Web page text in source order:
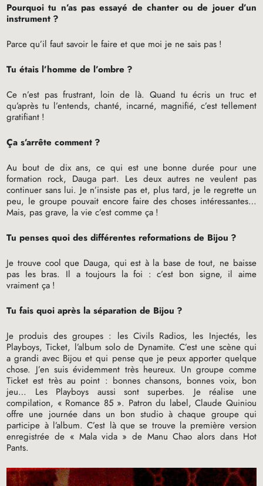
Pourquoi tu n’as pas essayé de chanter ou de jouer d’un
instrument ?
Parce qu’il faut savoir le faire et que moi je ne sais pas !
Tu étais l’homme de l’ombre ?
Ce n’est pas frustrant, loin de là. Quand tu écris un truc et
qu’après tu l’entends, chanté, incarné, magnifié, c’est tellement
gratifiant !
Ça s’arrête comment ?
Au bout de dix ans, ce qui est une bonne durée pour une
formation rock, Dauga part. Les deux autres ne veulent pas
continuer sans lui. Je n’insiste pas et, plus tard, je le regrette un
peu, le groupe pouvait encore faire des choses intéressantes…
Mais, pas grave, la vie c’est comme ça !
Tu penses quoi des différentes reformations de Bijou ?
Je trouve cool que Dauga, qui est à la base de tout, ne baisse
pas les bras. Il a toujours la foi : c’est bon signe, il aime
vraiment ça !
Tu fais quoi après la séparation de Bijou ?
Je produis des groupes : les Civils Radios, les Injectés, les
Playboys, Ticket, l’album solo de Dynamite. C’est une scène qui
a grandi avec Bijou et qui pense que je peux apporter quelque
chose. J’en suis évidemment très heureux. Un groupe comme
Ticket est très au point : bonnes chansons, bonnes voix, bon
jeu… Les Playboys aussi sont superbes. Je réalise une
compilation, « Romance 85 ». Patron du label, Claude Quiniou
offre une journée dans un bon studio à chaque groupe qui
participe à l’album. C’est là que se trouve la première version
enregistrée de « Mala vida » de Manu Chao alors dans Hot
Pants.